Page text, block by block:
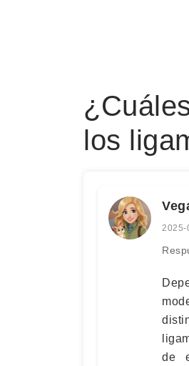
los
2025-
de